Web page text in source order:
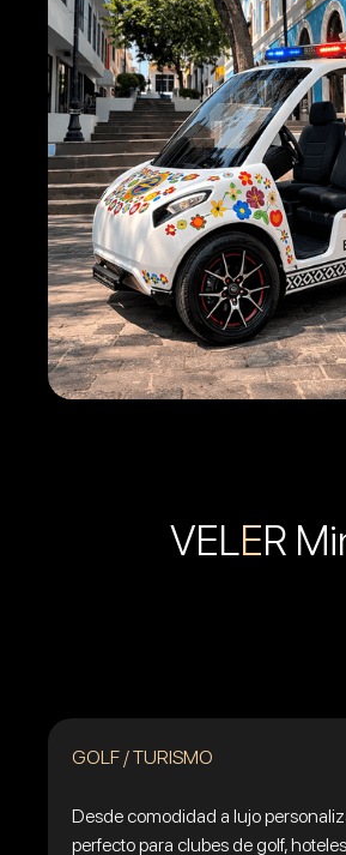
VELER
GOLF / TURISMO
Desde comodidad a lujo
perfecto para clubes de golf,